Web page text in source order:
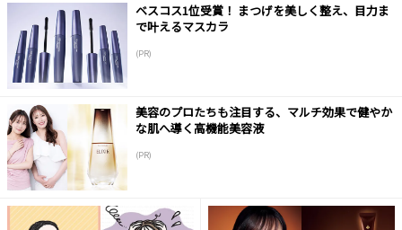
ベスコス1位受賞！ まつげを美しく整え、目力ま
で叶えるマスカラ
(PR)
美容のプロたちも注目する、マルチ効果で健やか
な肌へ導く高機能美容液
(PR)